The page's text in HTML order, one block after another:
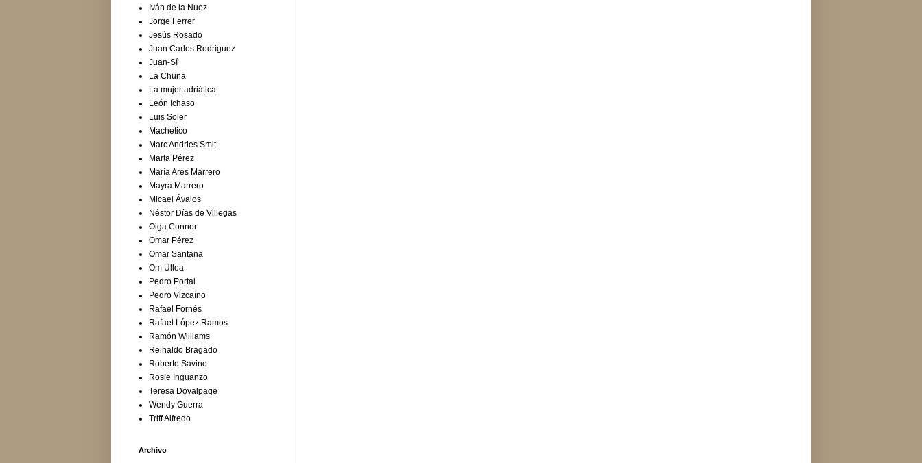
Iván de la Nuez
Jorge Ferrer
Jesús Rosado
Juan Carlos Rodríguez
Juan-Sí
La Chuna
La mujer adriática
León Ichaso
Luis Soler
Machetico
Marc Andries Smit
Marta Pérez
María Ares Marrero
Mayra Marrero
Micael Ávalos
Néstor Días de Villegas
Olga Connor
Omar Pérez
Omar Santana
Om Ulloa
Pedro Portal
Pedro Vizcaíno
Rafael Fornés
Rafael López Ramos
Ramón Williams
Reinaldo Bragado
Roberto Savino
Rosie Inguanzo
Teresa Dovalpage
Wendy Guerra
Triff Alfredo
Archivo